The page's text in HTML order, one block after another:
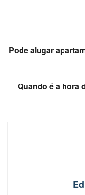
Pode alugar
Quando é a hora